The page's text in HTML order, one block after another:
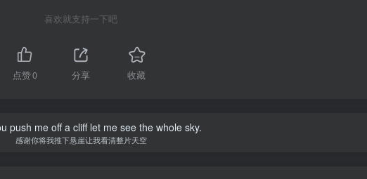
喜欢就支持一下吧
点赞0 分享 收藏
push me off a cliff let me see the whole sky.
感谢你将我推下悬崖让我看清整片天空